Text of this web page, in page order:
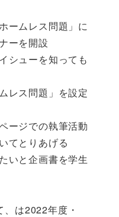
ームレス問題」に
ーを開設
シューを知っても
レス問題」を設定
ージでの執筆活動
てとりあげる
いと企画書を学生
は2022年度・